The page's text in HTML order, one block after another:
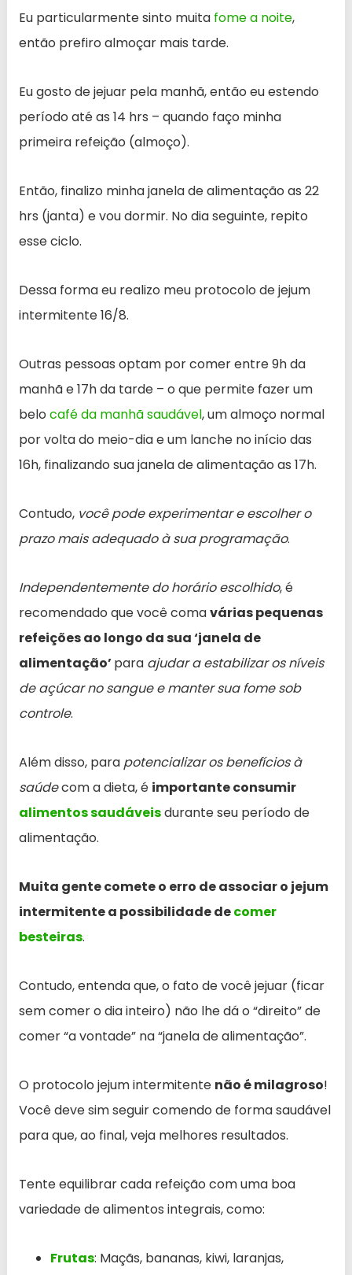
Eu particularmente sinto muita fome a noite,
então prefiro almoçar mais tarde.
Eu gosto de jejuar pela manhã, então eu estendo
período até as 14 hrs – quando faço minha
primeira refeição (almoço).
Então, finalizo minha janela de alimentação as 22
hrs (janta) e vou dormir. No dia seguinte, repito
esse ciclo.
Dessa forma eu realizo meu protocolo de jejum
intermitente 16/8.
Outras pessoas optam por comer entre 9h da
manhã e 17h da tarde – o que permite fazer um
belo café da manhã saudável, um almoço normal
por volta do meio-dia e um lanche no início das
16h, finalizando sua janela de alimentação as 17h.
Contudo, você pode experimentar e escolher o
prazo mais adequado à sua programação.
Independentemente do horário escolhido, é
recomendado que você comavárias pequenas
refeições ao longo da sua ‘janela de
alimentação’para ajudar a estabilizar os níveis
de açúcar no sangue e manter sua fome sob
controle.
Além disso, para potencializar os benefícios à
saúdecom a dieta, é importante consumir
alimentos saudáveisdurante seu período de
alimentação.
Muita gente comete o erro de associar o jejum
intermitente a possibilidade decomer
besteiras.
Contudo, entenda que, o fato de você jejuar (ficar
sem comer o dia inteiro) não lhe dá o “direito” de
comer “a vontade” na “janela de alimentação”.
O protocolo jejum intermitente não é milagroso!
Você deve sim seguir comendo de forma saudável
para que, ao final, veja melhores resultados.
Tente equilibrar cada refeição com uma boa
variedade de alimentos integrais, como:
Frutas: Maçãs, bananas, kiwi, laranjas,